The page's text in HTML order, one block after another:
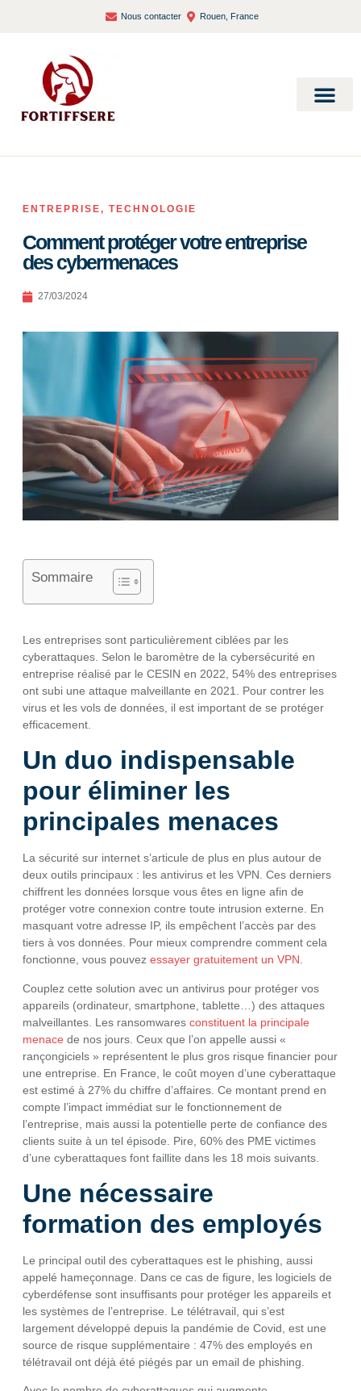
Nous contacter Rouen, France
ENTREPRISE, TECHNOLOGIE
Comment protéger votre entreprise
des cybermenaces
27/03/2024
Sommaire
Les entreprises sont particulièrement ciblées par les
cyberattaques. Selon le baromètre de la cybersécurité en
entreprise réalisé par le CESIN en 2022, 54% des entreprises
ont subi une attaque malveillante en 2021. Pour contrer les
virus et les vols de données, il est important de se protéger
efficacement.
Un duo indispensable
pour éliminer les
principales menaces
La sécurité sur internet s’articule de plus en plus autour de
deux outils principaux : les antivirus et les VPN. Ces derniers
chiffrent les données lorsque vous êtes en ligne afin de
protéger votre connexion contre toute intrusion externe. En
masquant votre adresse IP, ils empêchent l’accès par des
tiers à vos données. Pour mieux comprendre comment cela
fonctionne, vous pouvez essayer gratuitement un VPN
Couplez cette solution avec un antivirus pour protéger vos
appareils (ordinateur, smartphone, tablette…) des attaques
malveillantes. Les ransomwares constituent la principale
menace de nos jours. Ceux que l’on appelle aussi «
rançongiciels » représentent le plus gros risque financier pour
une entreprise. En France, le coût moyen d’une cyberattaque
est estimé à 27% du chiffre d’affaires. Ce montant prend en
compte l’impact immédiat sur le fonctionnement de
l’entreprise, mais aussi la potentielle perte de confiance des
clients suite à un tel épisode. Pire, 60% des PME victimes
d’une cyberattaques font faillite dans les 18 mois suivants.
Une nécessaire
formation des employés
Le principal outil des cyberattaques est le phishing, aussi
appelé hameçonnage. Dans ce cas de figure, les logiciels de
cyberdéfense sont insuffisants pour protéger les appareils et
les systèmes de l’entreprise. Le télétravail, qui s’est
largement développé depuis la pandémie de Covid, est une
source de risque supplémentaire : 47% des employés en
télétravail ont déjà été piégés par un email de phishing.